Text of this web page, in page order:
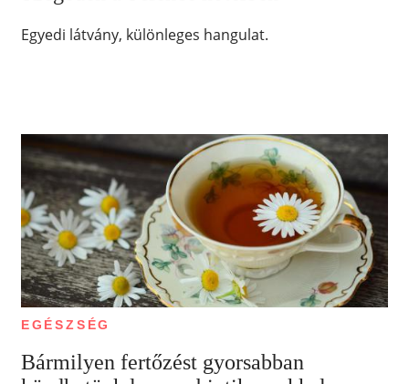
Egyedi látvány, különleges hangulat.
EGÉSZSÉG
Bármilyen fertőzést gyorsabban